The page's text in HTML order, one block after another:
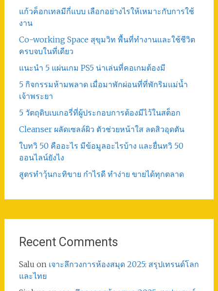
แก้วค็อกเทลมีกี่แบบ เลือกอย่างไรให้เหมาะกับการใช้
งาน
Co-working Space สุขุมวิท พื้นที่ทำงานและใช้ชีวิต
ครบจบในที่เดียว
แนะนำ 5 แผ่นเกม PS5 น่าเล่นที่คอเกมต้องมี
5 กิจกรรมห้ามพลาด เมื่อมาพักผ่อนที่ที่พักริมแม่น้ำ
เจ้าพระยา
5 วัตถุดิบเบเกอรี่ที่ผู้ประกอบการต้องมีไว้ในสต็อก
Cleanser ผลัดเซลล์ผิว ตัวช่วยหน้าใส ลดสิวอุดตัน
ใบทวิ 50 คืออะไร มีข้อมูลอะไรบ้าง และยื่นทวิ 50
ออนไลน์ยังไง
สูตรทําวุ้นกะทิขาย กำไรดี ทำง่าย ขายได้ทุกตลาด
Recent Comments
Salu on เจาะลึกวงการห้องสมุด 2025: สรุปเทรนด์โลก
และไทย